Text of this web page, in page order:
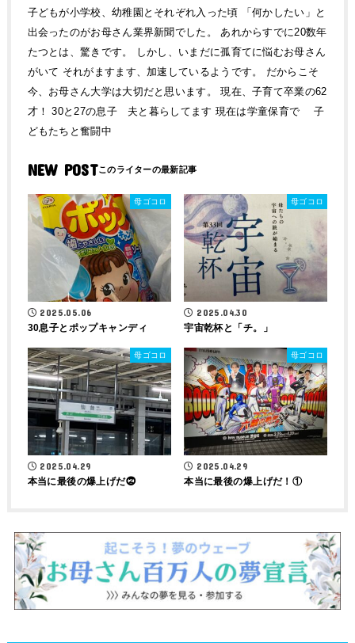
子どもが小学校、幼稚園とそれぞれ入った頃 「何かしたい」と
出会ったのがお母さん業界新聞でした。 あれからすでに20数年
たつとは、驚きです。 しかし、いまだに孤育てに悩むお母さん
がいて それがますます、加速しているようです。 だからこそ
今、お母さん大学は大切だと思います。 現在、子育て卒業の62
才！ 30と27の息子 夫と暮らしてます 現在は学童保育で 子
どもたちと奮闘中
NEW POST
母ゴコロ
2025.05.06
30息子とポップキャンディ
母ゴコロ
2025.04.30
宇宙乾杯と「チ。」
母ゴコロ
2025.04.29
本当に最後の爆上げだ⓶
母ゴコロ
2025.04.29
本当に最後の爆上げだ！①